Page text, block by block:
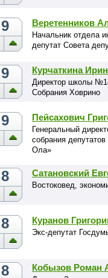
9 Веретенников
Начальник отдела
депутат Совета
9 Курчаткина
Директор школы
Собрания Ховрино
9 Пейсахович
Генеральный
собрания
Ола»
8 Сатановский
Востоковед,
8 Куранов
Экс-депутат
8 Кобызов Роман